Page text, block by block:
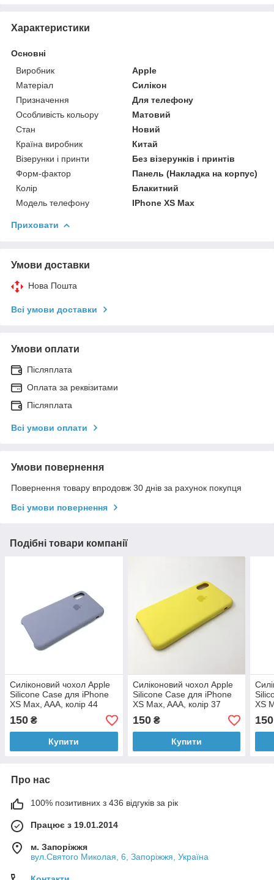
Характеристики
Основні
Виробник
Apple
Матеріал
Силікон
Призначення
Для телефону
Особливість кольору
Матовий
Стан
Новий
Країна виробник
Китай
Візерунки і принти
Без візерунків і принтів
Форм-фактор
Панель (Накладка на корпус)
Колір
Блакитний
Модель телефону
IPhone XS Max
Приховати
Умови доставки
Нова Пошта
Всі умови доставки
Умови оплати
Післяплата
Оплата за реквізитами
Післяплата
Всі умови оплати
Умови повернення
Повернення товару впродовж 30 днів за рахунок покупця
Всі умови повернення
Подібні товари компанії
Силіконовий чохол Apple
Silicone Case для iPhone
XS Max, AAA, колір 44
150 ₴
Купити
Силіконовий чохол Apple
Silicone Case для iPhone
XS Max, AAA, колір 37
150₴
Купити
XS
150
Про нас
100% позитивних з 436 відгуків за рік
Працює з 19.01.2014
м. Запоріжжя
вул.Святого Миколая, 6, Запоріжжя, Україна